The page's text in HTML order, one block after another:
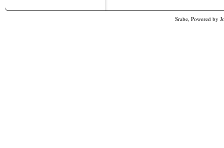
Srabe, Powered by